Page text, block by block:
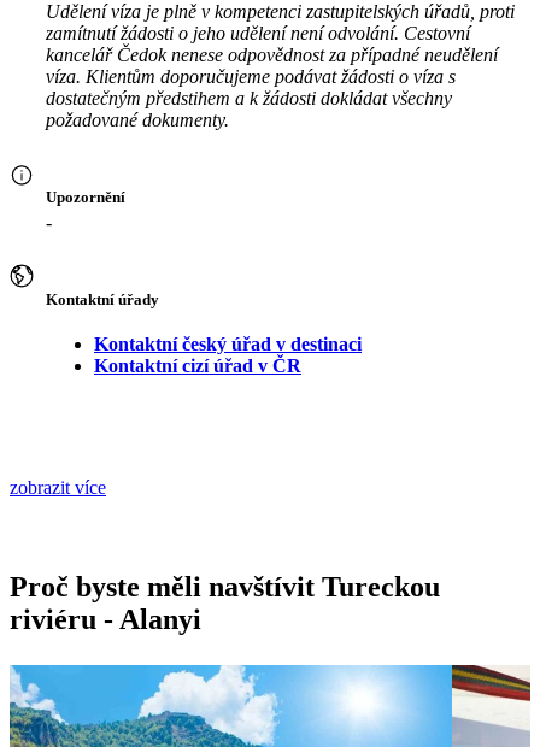
Udělení víza je plně v kompetenci zastupitelských úřadů, proti
zamítnutí žádosti o jeho udělení není odvolání. Cestovní
kancelář Čedok nenese odpovědnost za případné neudělení
víza. Klientům doporučujeme podávat žádosti o víza s
dostatečným předstihem a k žádosti dokládat všechny
požadované dokumenty.
Upozornění
-
Kontaktní úřady
Kontaktní český úřad v destinaci
Kontaktní cizí úřad v ČR
zobrazit více
Proč byste měli navštívit Tureckou
riviéru - Alanyi